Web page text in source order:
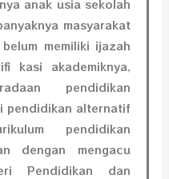
anak usia sekolah
masyarakat
memiliki ijazah
kasi akademiknya,
pendidikan
pendidikan alternatif
pendidikan
dengan mengacu
Pendidikan dan